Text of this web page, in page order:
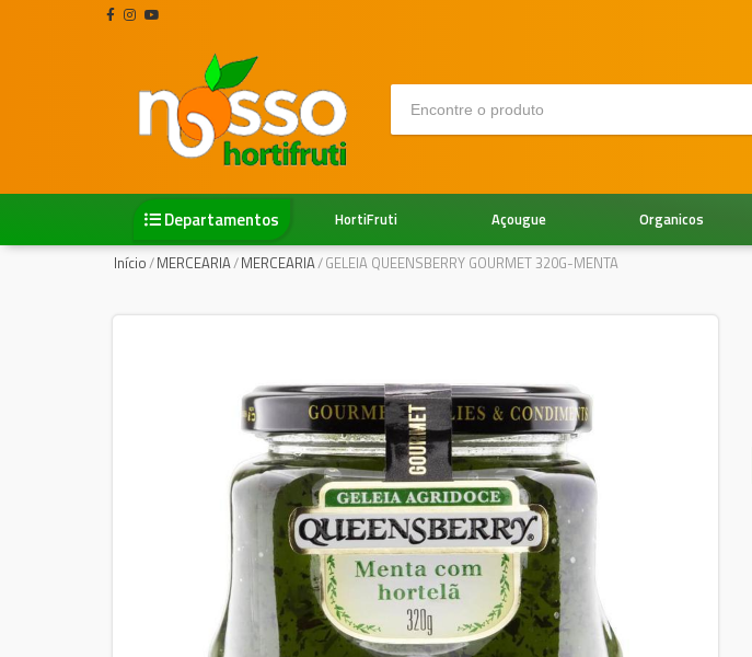
Departamentos Organicos
Açougue
HortiFruti
Início/MERCEARIA/MERCEARIA/GELEIA QUEENSBERRY GOURMET 320G-MENTA